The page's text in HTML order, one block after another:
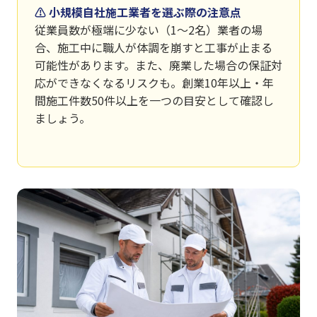
⚠ 小規模自社施工業者を選ぶ際の注意点
従業員数が極端に少ない（1〜2名）業者の場
合、施工中に職人が体調を崩すと工事が止まる
可能性があります。また、廃業した場合の保証対
応ができなくなるリスクも。創業10年以上・年
間施工件数50件以上を一つの目安として確認し
ましょう。